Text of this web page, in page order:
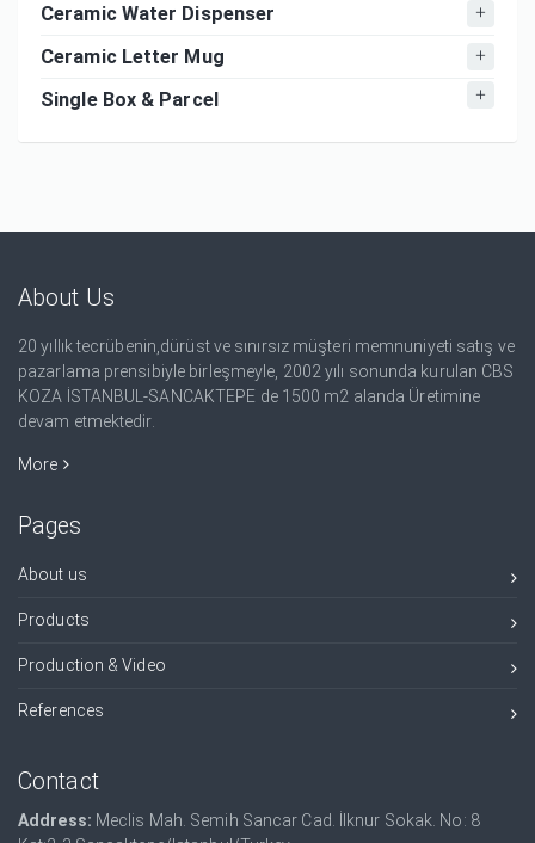
Ceramic Water Dispenser
Ceramic Letter Mug
Single Box & Parcel
About Us
20 yıllık tecrübenin,dürüst ve sınırsız müşteri memnuniyeti satış ve
pazarlama prensibiyle birleşmeyle, 2002 yılı sonunda kurulan CBS
KOZA İSTANBUL-SANCAKTEPE de 1500 m2 alanda Üretimine
devam etmektedir.
More
Pages
About us
Products
Production & Video
References
Contact
Address: Meclis Mah. Semih Sancar Cad. İlknur Sokak. No: 8